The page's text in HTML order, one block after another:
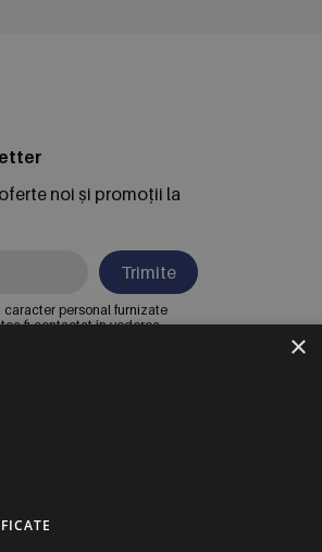
noi și promoții la
Trimite
personal furnizate
fi contactat în vederea
S.R.L.
Ilfov,
×